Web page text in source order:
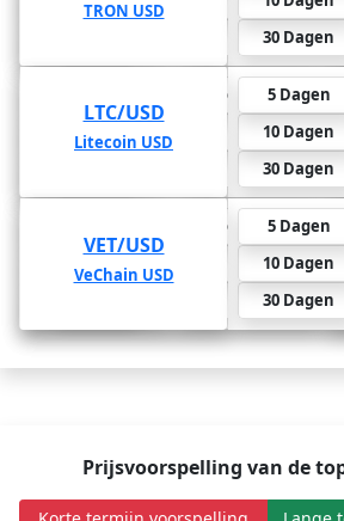
TRON USD
30 Dagen
LTC/USD
Litecoin USD
5 Dagen
10 Dagen
30 Dagen
VET/USD
VeChain USD
5 Dagen
10 Dagen
30 Dagen
2 Jaar
6 Maanden
1 Jaar
2 Jaar
597.49%
6 Maanden
1 Jaar
2 Jaar
3093.5%
Prijsvoorspelling van de